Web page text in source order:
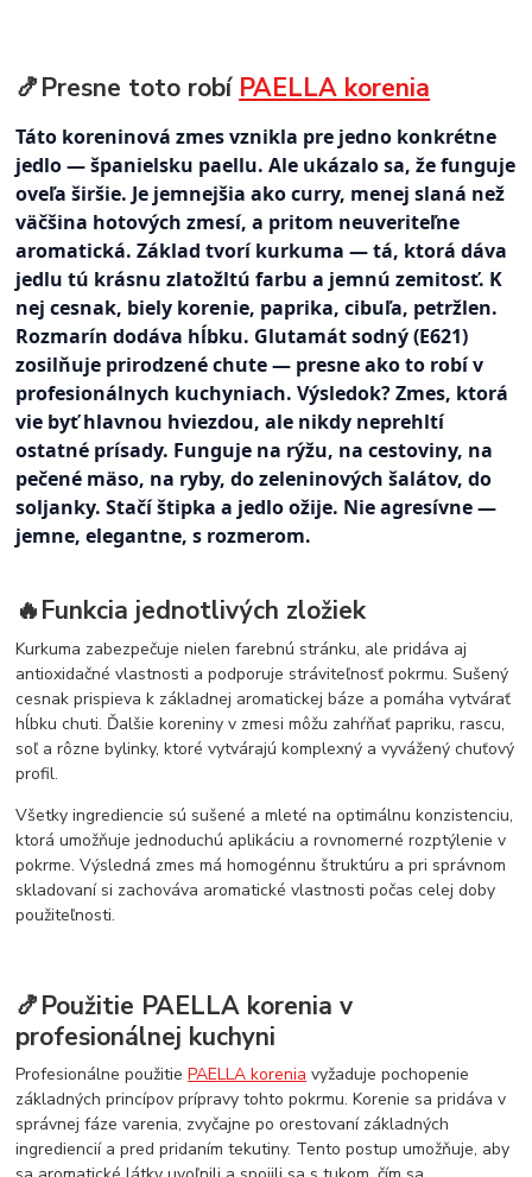
🍤Presne toto robí PAELLA korenia
Táto koreninová zmes vznikla pre jedno konkrétne
jedlo — španielsku paellu. Ale ukázalo sa, že funguje
oveľa širšie. Je jemnejšia ako curry, menej slaná než
väčšina hotových zmesí, a pritom neuveriteľne
aromatická. Základ tvorí kurkuma — tá, ktorá dáva
jedlu tú krásnu zlatožltú farbu a jemnú zemitosť. K
nej cesnak, biely korenie, paprika, cibuľa, petržlen.
Rozmarín dodáva hĺbku. Glutamát sodný (E621)
zosilňuje prirodzené chute — presne ako to robí v
profesionálnych kuchyniach. Výsledok? Zmes, ktorá
vie byť hlavnou hviezdou, ale nikdy neprehltí
ostatné prísady. Funguje na rýžu, na cestoviny, na
pečené mäso, na ryby, do zeleninových šalátov, do
soljanky. Stačí štipka a jedlo ožije. Nie agresívne —
jemne, elegantne, s rozmerom.
🔥Funkcia jednotlivých zložiek
Kurkuma zabezpečuje nielen farebnú stránku, ale pridáva aj
antioxidačné vlastnosti a podporuje stráviteľnosť pokrmu. Sušený
cesnak prispieva k základnej aromatickej báze a pomáha vytvárať
hĺbku chuti. Ďalšie koreniny v zmesi môžu zahŕňať papriku, rascu,
soľ a rôzne bylinky, ktoré vytvárajú komplexný a vyvážený chuťový
profil.
Všetky ingrediencie sú sušené a mleté na optimálnu konzistenciu,
ktorá umožňuje jednoduchú aplikáciu a rovnomerné rozptýlenie v
pokrme. Výsledná zmes má homogénnu štruktúru a pri správnom
skladovaní si zachováva aromatické vlastnosti počas celej doby
použiteľnosti.
🍤Použitie PAELLA korenia v
profesionálnej kuchyni
Profesionálne použitiePAELLA korenia vyžaduje pochopenie
základných princípov prípravy tohto pokrmu. Korenie sa pridáva v
správnej fáze varenia, zvyčajne po orestovaní základných
ingrediencií a pred pridaním tekutiny. Tento postup umožňuje, aby